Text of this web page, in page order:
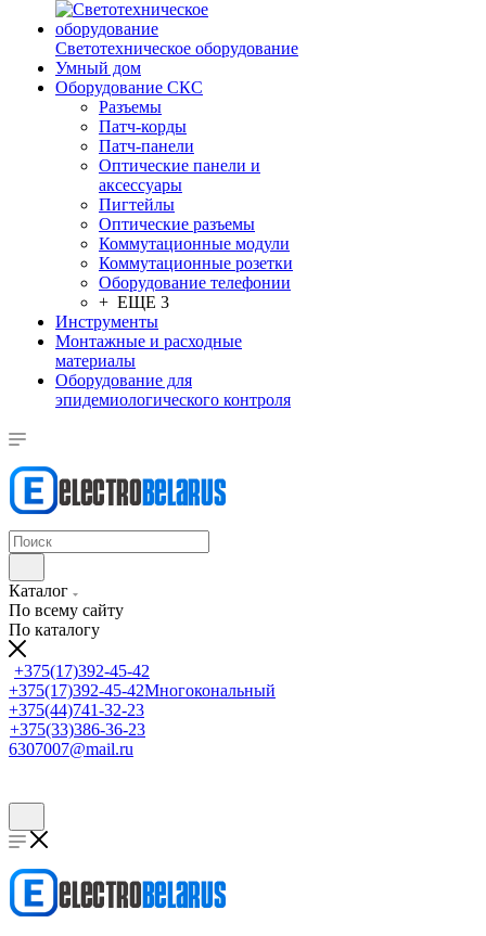
Светотехническое оборудование
Умный дом
Оборудование СКС
Разъемы
Патч-корды
Патч-панели
Оптические панели и
аксессуары
Пигтейлы
Оптические разъемы
Коммутационные модули
Коммутационные розетки
Оборудование телефонии
+ ЕЩЕ 3
Инструменты
Монтажные и расходные
материалы
Оборудование для
эпидемиологического контроля
Каталог
По всему сайту
По каталогу
+375(17)392-45-42
+375(17)392-45-42Многокональный
+375(44)741-32-23
+375(33)386-36-23
6307007@mail.ru